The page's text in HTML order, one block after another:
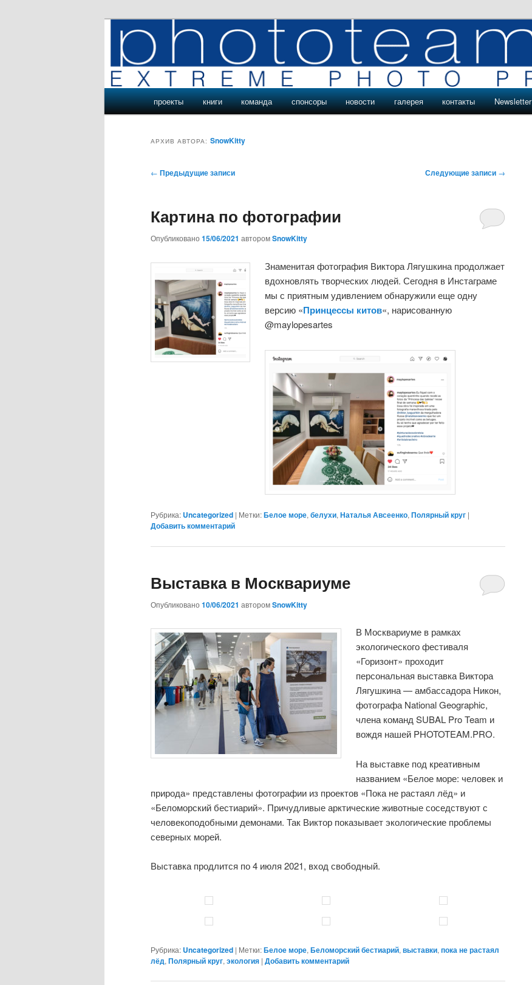
экстремальные проекты phototeam.pro
Подводные и пещерные фотопроекты команды phototeam.pro
Главное
меню
проекты книги команда спонсоры новости галерея контакты Newsletter
АРХИВ АВТОРА: SnowKitty
Навигация
← Предыдущие записи Следующие записи →
Картина по фотографии
Опубликовано 15/06/2021 авторомSnowKitty
Знаменитая фотография Виктора Лягушкина продолжает
вдохновлять творческих людей. Сегодня в Инстаграме
мы с приятным удивлением обнаружили еще одну
версию «Принцессы китов«, нарисованную
@maylopesartes
Рубрика: Uncategorized | Метки:Белое море, белухи, Наталья Авсеенко, Полярный круг |
Добавить комментарий
Выставка в Москвариуме
Опубликовано 10/06/2021 авторомSnowKitty
В Москвариуме в рамках
экологического фестиваля
«Горизонт» проходит
персональная выставка Виктора
Лягушкина — амбассадора Никон,
фотографа National Geographic,
члена команд SUBAL Pro Team и
вождя нашей PHOTOTEAM.PRO.
На выставке под креативным
названием «Белое море: человек и
природа» представлены фотографии из проектов «Пока не растаял лёд» и
«Беломорский бестиарий». Причудливые арктические животные соседствуют с
человекоподобными демонами. Так Виктор показывает экологические проблемы
северных морей.
Выставка продлится по 4 июля 2021, вход свободный.
Рубрика: Uncategorized | Метки:Белое море, Беломорский бестиарий, выставки, пока не растаял
лёд, Полярный круг, экология | Добавить комментарий